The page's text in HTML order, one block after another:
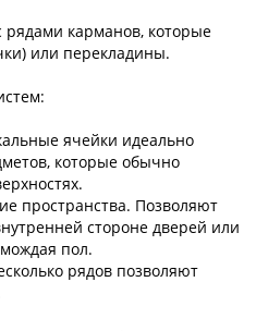
рядами карманов, которые
или перекладины.
ячейки идеально
которые обычно
пространства. Позволяют
стороне дверей или
пол.
рядов позволяют